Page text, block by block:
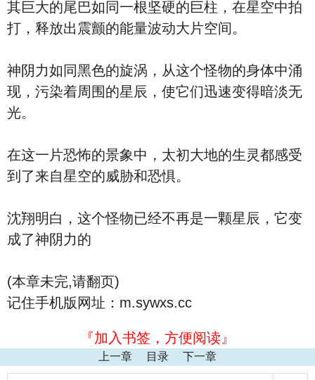
其巨大的尾巴如同一根坚硬的巨柱，在星空中拍
打，释放出震颤的能量波动大片空间。
神阴力如同黑色的旋涡，从这个怪物的身体中涌
现，污染着周围的星辰，使它们迅速变得暗淡无
光。
在这一片恐怖的景象中，太初大地的生灵都感受
到了来自星空的威胁和恐惧。
沈翔明白，这个怪物已经不再是一颗星辰，它变
成了神阴力的
(本章未完,请翻页)
记住手机版网址：m.sywxs.cc
『加入书签，方便阅读』
上一章 目录 下一章